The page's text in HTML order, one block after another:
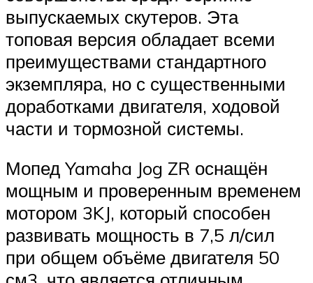
выпускаемых скутеров. Эта
топовая версия обладает всеми
преимуществами стандартного
экземпляра, но с существенными
доработками двигателя, ходовой
части и тормозной системы.
Мопед Yamaha Jog ZR оснащён
мощным и проверенным временем
мотором 3KJ, который способен
развивать мощность в 7,5 л/сил
при общем объёме двигателя 50